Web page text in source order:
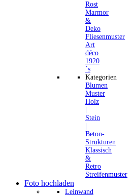
Rost
Marmor
&
Deko
Fliesenmuster
Art
déco
1920
´s
Kategorien
Blumen
Muster
Holz
Stein
Beton-
Strukturen
Klassisch
&
Retro
Streifenmuster
Foto hochladen
Leinwand